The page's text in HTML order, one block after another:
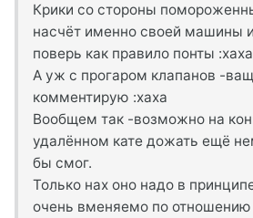
Крики со стороны
насчёт именно своей машины
поверь как правило понты :xaxa
А уж с прогаром клапанов -
комментирую :xaxa
Вообщем так -возможно на
удалённом кате дожать ещё
бы смог.
Только нах оно надо в
очень вменяемо по отношению